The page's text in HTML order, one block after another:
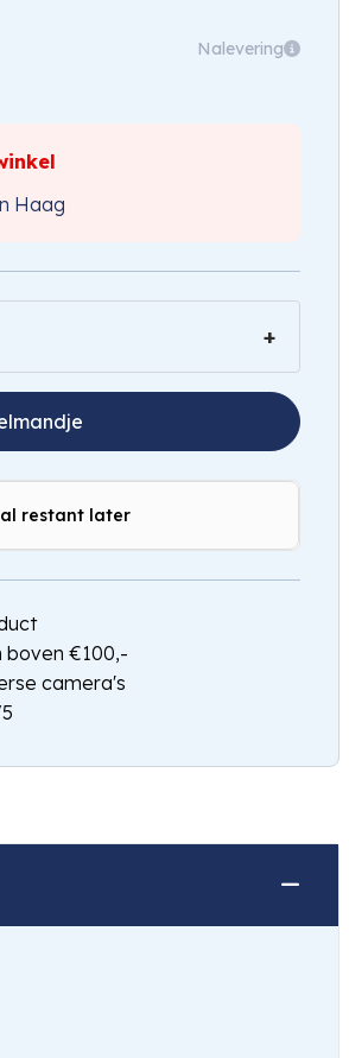
Nalevering
Haag
restant later
boven €100,-
camera's